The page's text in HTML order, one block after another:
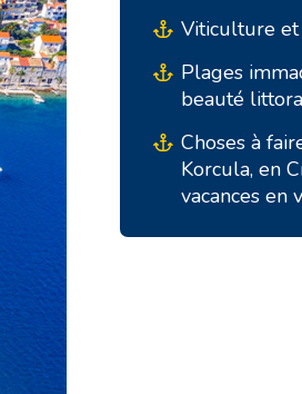
Viticulture et
Plages
beauté
Choses à
Korcula, en
vacances en
Bases du Sud
Marina Kremik, Primošten
Marina Frapa, Rogoznica
Yachtclub Seget - Marina
Baotic
Marina Trogir - ACI
ACI